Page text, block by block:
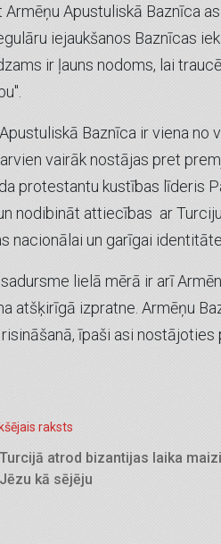
Armēņu Apustuliskā Baznīca
iejaukšanos Baznīcas
ir ļauns nodoms, lai
Baznīca ir viena no
vairāk nostājas pret
protestantu kustības līderis
nodibināt attiecības ar
nacionālai un garīgai
lielā mērā ir arī
atšķirīgā izpratne. Armēņu
īpaši asi
raksts
Turcijā atrod bizantijas laika
Jēzu kā sējēju